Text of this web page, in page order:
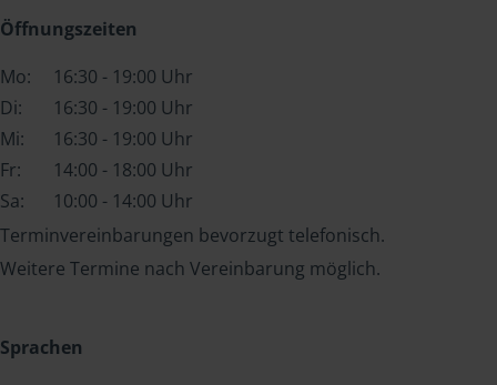
Öffnungszeiten
Mo:
16:30 - 19:00 Uhr
Di:
16:30 - 19:00 Uhr
Mi:
16:30 - 19:00 Uhr
Fr:
14:00 - 18:00 Uhr
Sa:
10:00 - 14:00 Uhr
Terminvereinbarungen bevorzugt telefonisch.
Weitere Termine nach Vereinbarung möglich.
Sprachen